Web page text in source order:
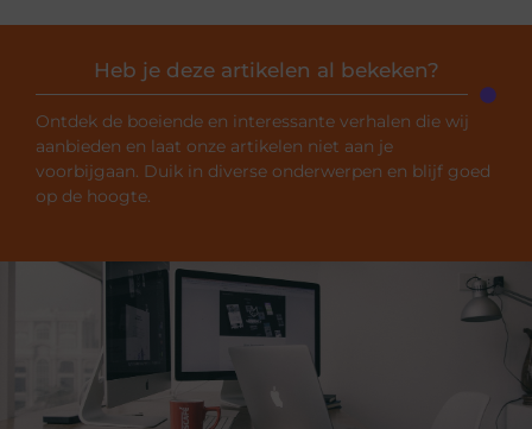
Heb je deze artikelen al bekeken?
Ontdek de boeiende en interessante verhalen die wij
aanbieden en laat onze artikelen niet aan je
voorbijgaan. Duik in diverse onderwerpen en blijf goed
op de hoogte.